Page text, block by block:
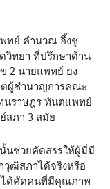
ทย์ คำนวณ อึ้งชู
วิทยา ที่ปรึกษาด้าน
2 นายแพทย์ ยง
ตผู้ชำนาญการคณะ
นราษฎร ทันตแพทย์
สภา 3 สมัย
นช่วยคัดสรรให้ผู้มี่มี
วุฒิสภาได้จริงหรือ
ได้คัดคนที่มีคุณภาพ